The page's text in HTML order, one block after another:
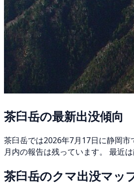
茶臼岳の最新出没傾向
茶臼岳では2026年7月17日に静岡市
月内の報告は残っています。 最近
茶臼岳のクマ出没マッ